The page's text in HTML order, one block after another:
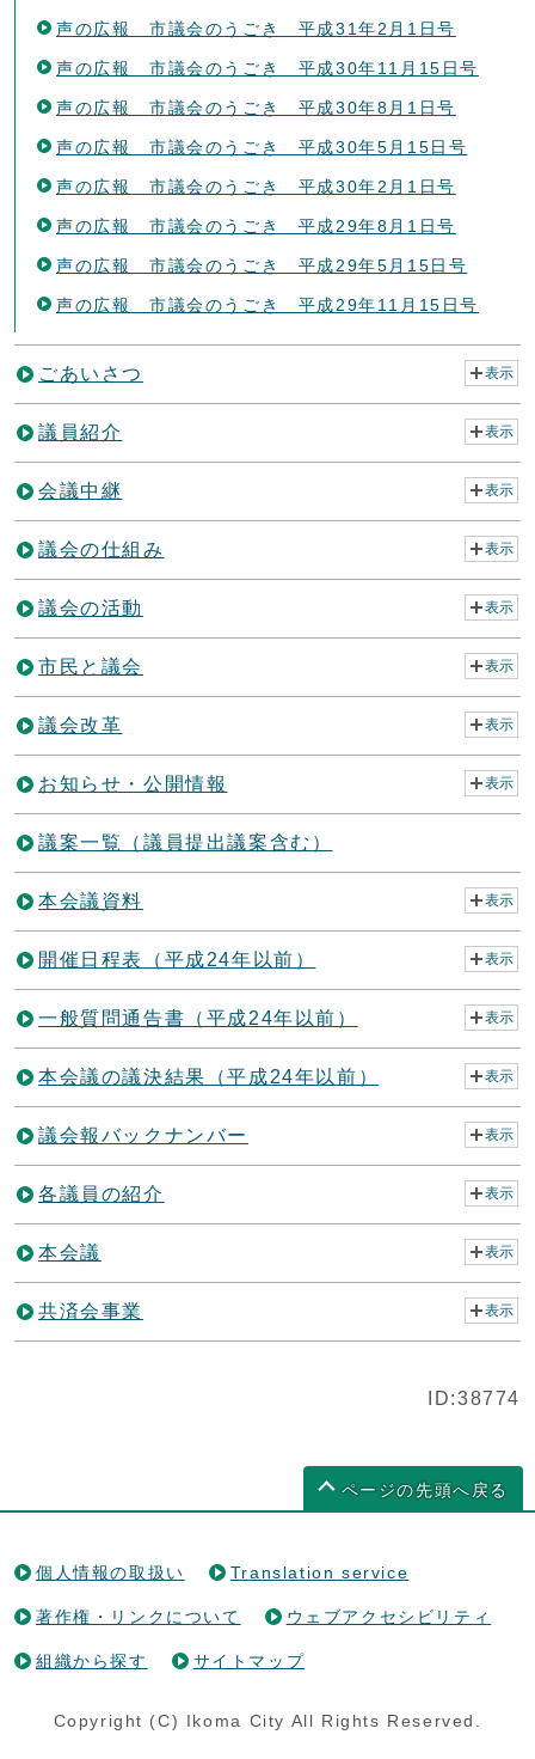
声の広報 市議会のうごき 平成31年2月1日号
声の広報 市議会のうごき 平成30年11月15日号
声の広報 市議会のうごき 平成30年8月1日号
声の広報 市議会のうごき 平成30年5月15日号
声の広報 市議会のうごき 平成30年2月1日号
声の広報 市議会のうごき 平成29年8月1日号
声の広報 市議会のうごき 平成29年5月15日号
声の広報 市議会のうごき 平成29年11月15日号
ごあいさつ 表示
議員紹介 表示
会議中継 表示
議会の仕組み 表示
議会の活動 表示
市民と議会 表示
議会改革 表示
お知らせ・公開情報 表示
議案一覧（議員提出議案含む）
本会議資料 表示
開催日程表（平成24年以前） 表示
一般質問通告書（平成24年以前） 表示
本会議の議決結果（平成24年以前） 表示
議会報バックナンバー 表示
各議員の紹介 表示
本会議 表示
共済会事業 表示
ID:38774
ページの先頭へ戻る
個人情報の取扱い Translation service
著作権・リンクについて ウェブアクセシビリティ
組織から探す サイトマップ
Copyright (C) Ikoma City All Rights Reserved.